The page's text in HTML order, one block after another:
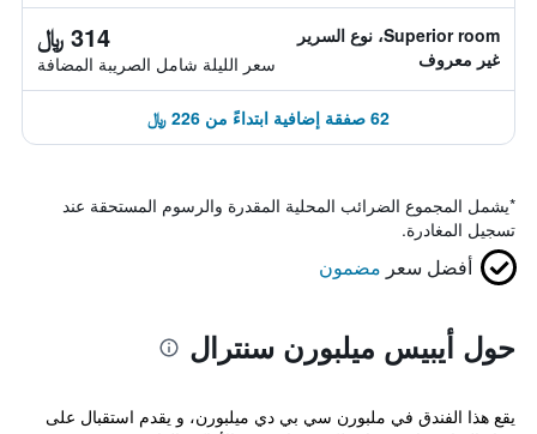
Superior room، نوع السرير
غير معروف
314 ﷼
سعر الليلة شامل الصريبة المضافة
62 صفقة إضافية ابتداءً من 226 ﷼
*يشمل المجموع الضرائب المحلية المقدرة والرسوم المستحقة عند
تسجيل المغادرة.
أفضل سعر مضمون
حول أيبيس ميلبورن سنترال
يقع هذا الفندق في ملبورن سي بي دي ميلبورن، و يقدم استقبال على